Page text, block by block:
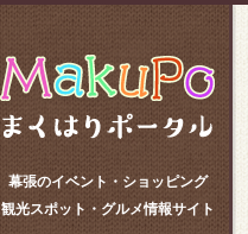
幕張のイベント・ショッピング
観光スポット・グルメ情報サイト